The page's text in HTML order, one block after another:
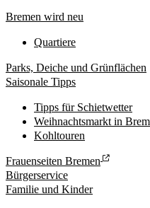
Bremen wird neu
Quartiere
Parks, Deiche und Grünflächen
Saisonale Tipps
Tipps für Schietwetter
Weihnachtsmarkt in
Kohltouren
Frauenseiten Bremen
Bürgerservice
Familie und Kinder